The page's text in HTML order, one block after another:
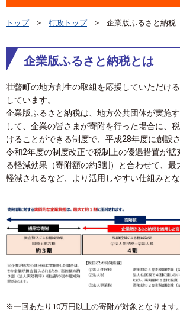
トップ 行政トップ 企業版ふるさと納税
企業版ふるさと納税とは
壮瞥町の地方創生の取組を応援していただけ
しています。
企業版ふるさと納税は、地方公共団体が実施
して、企業の皆さまが寄附を行った場合に、
けることができる制度で、平成28年度に創設さ
令和2年度の制度改正で税制上の優遇措置が拡
る軽減効果（寄附額の約3割）と合わせて、最
軽減されるなど、より活用しやすい仕組みとな
※一回あたり10万円以上の寄附が対象となります。